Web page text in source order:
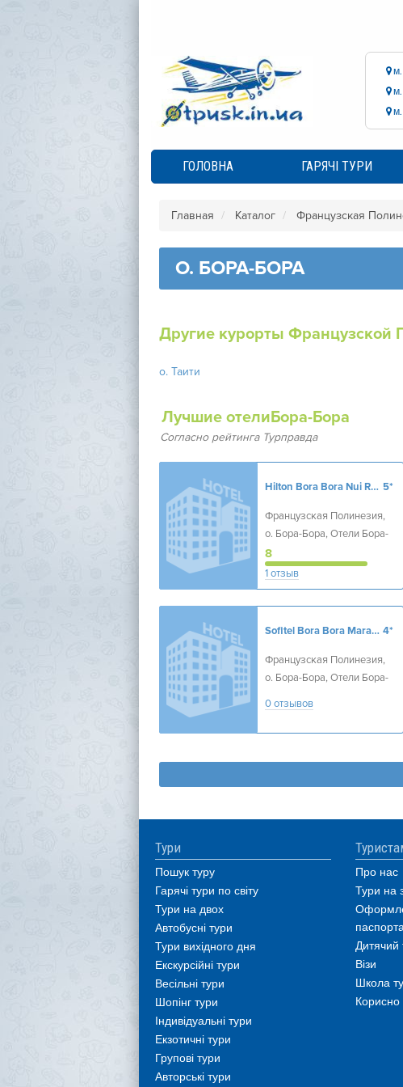
м.
ГОЛОВНА ГАРЯЧІ ТУРИ
Главная Каталог Французская
О. БОРА-БОРА
Другие курорты Французской
о. Таити
Лучшие отелиБора-Бора
Согласно рейтинга Турправда
Hilton Bora Bora Nui Resort & Spa 5*
Французская Полинезия,
о. Бора-Бора, Отели Бора-
Бора
8
1 отзыв
Sofitel Bora Bora Marara Beach Resort 4*
Французская Полинезия,
о. Бора-Бора, Отели Бора-
0 отзывов
Тури
Пошук туру
Гарячі тури по світу
Тури на двох
Автобусні тури
Тури вихідного дня
Екскурсійні тури
Весільні тури
Шопінг тури
Індивідуальні тури
Екзотичні тури
Групові тури
Авторські тури
Про нас
Тури на
Дитячий
Візи
Школа
Корисно